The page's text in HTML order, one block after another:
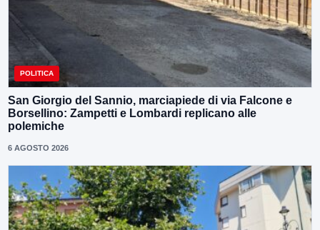
POLITICA
San Giorgio del Sannio, marciapiede di via Falcone e
Borsellino: Zampetti e Lombardi replicano alle
polemiche
6 AGOSTO 2026